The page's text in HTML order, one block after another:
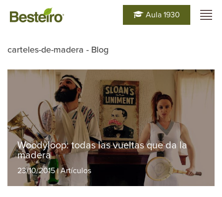
Aula 1930
carteles-de-madera - Blog
Woodyloop: todas las vueltas que da la
madera
23/10/2015 | Artículos